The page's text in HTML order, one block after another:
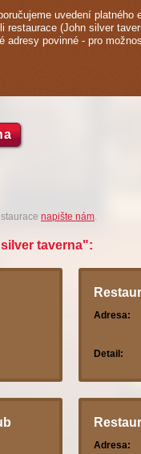
uvedení platného
restaurace (John silver
adresy povinné - pro
napište nám.
taverna":
Adresa:
Detail:
Adresa: